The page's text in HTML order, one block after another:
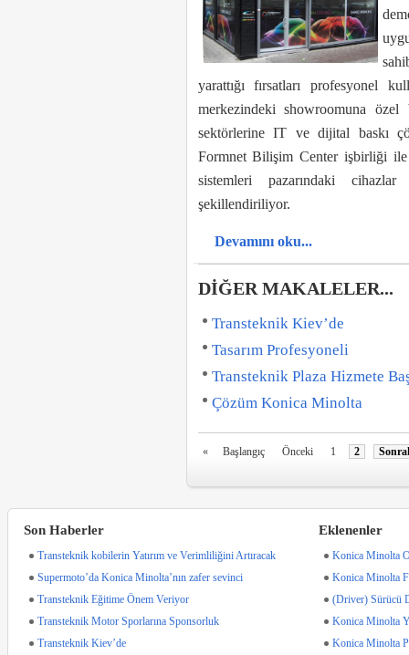
yarattığı fırsatları profesyonel
merkezindeki showroomuna
sektörlerine IT ve dijital baskı
Formnet Bilişim Center işbirliği ile
sistemleri pazarındaki
şekillendiriliyor.
Devamını oku...
DIĞER MAKALELER...
Transteknik Kiev’de
Tasarım Profesyoneli
Transteknik Plaza Hizmete
Çözüm Konica Minolta
« Başlangıç Önceki 1 2
Son Haberler
Transteknik kobilerin Yatırım ve Verimliliğini Artıracak
Supermoto’da Konica Minolta’nın zafer sevinci
Transteknik Eğitime Önem Veriyor
Transteknik Motor Sporlarına Sponsorluk
Transteknik Kiev’de
Eklenenler
Konica Minolta
Konica Minolta
(Driver) Sürücü
Konica Minolta
Konica Minolta